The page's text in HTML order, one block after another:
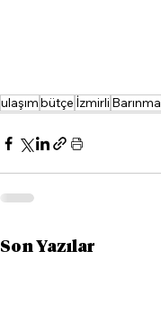
ulaşımbütçe İzmirli Barınma
Son Yazılar